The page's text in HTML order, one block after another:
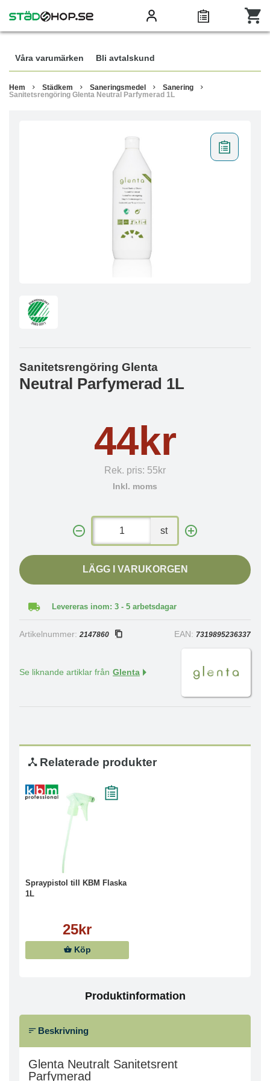
Våra varumärken Bli avtalskund
Hem Städkem Saneringsmedel
Sanering
Sanitetsrengöring Glenta Neutral Parfymerad 1L
Sanitetsrengöring Glenta
Neutral Parfymerad 1L
44kr
Rek. pris: 55kr
Inkl. moms
st
LÄGG I VARUKORGEN
Levereras inom: 3 - 5 arbetsdagar
Artikelnummer: 2147860 EAN: 7319895236337
Se liknande artiklar från Glenta
Relaterade produkter
Spraypistol till KBM Flaska
1L
25kr
Köp
Produktinformation
Beskrivning
Glenta Neutralt Sanitetsrent
Parfymerad